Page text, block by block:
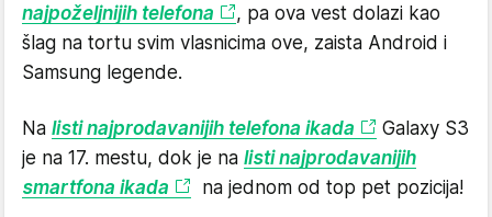
najpoželjnijih telefona
, pa ova vest dolazi kao
šlag na tortu svim vlasnicima ove, zaista Android i
Samsung legende.
Na listi najprodavanijih telefona ikada
Galaxy S3
je na 17. mestu, dok je na listi najprodavanijih
smartfona ikada
na jednom od top pet pozicija!